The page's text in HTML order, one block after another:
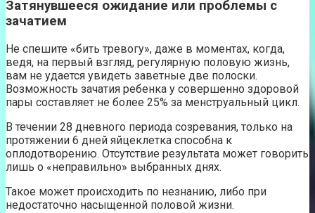
Затянувшееся ожидание или проблемы с
зачатием
Не спешите «бить тревогу», даже в моментах, когда,
ведя, на первый взгляд, регулярную половую жизнь,
вам не удается увидеть заветные две полоски.
Возможность зачатия ребенка у совершенно здоровой
пары составляет не более 25% за менструальный цикл.
В течении 28 дневного периода созревания, только на
протяжении 6 дней яйцеклетка способна к
оплодотворению. Отсутствие результата может говорить
лишь о «неправильно» выбранных днях.
Такое может происходить по незнанию, либо при
недостаточно насыщенной половой жизни.